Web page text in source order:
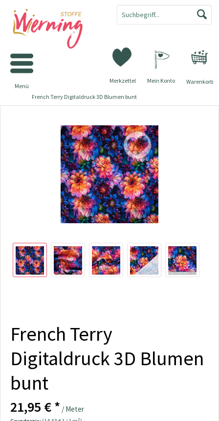
Warenkorb
Merkzettel Mein Konto
Menü
French Terry Digitaldruck 3D Blumen bunt
French Terry
Digitaldruck 3D Blumen
bunt
21,95 € * / Meter